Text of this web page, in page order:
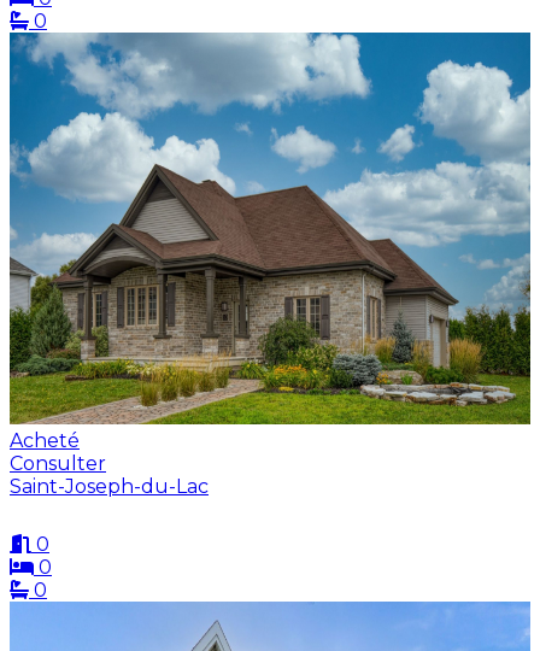
0
Acheté
Consulter
Saint-Joseph-du-Lac
0
0
0